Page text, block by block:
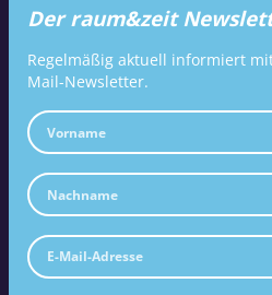
Der raum&zeit
Regelmäßig aktuell informiert
Mail-Newsletter.